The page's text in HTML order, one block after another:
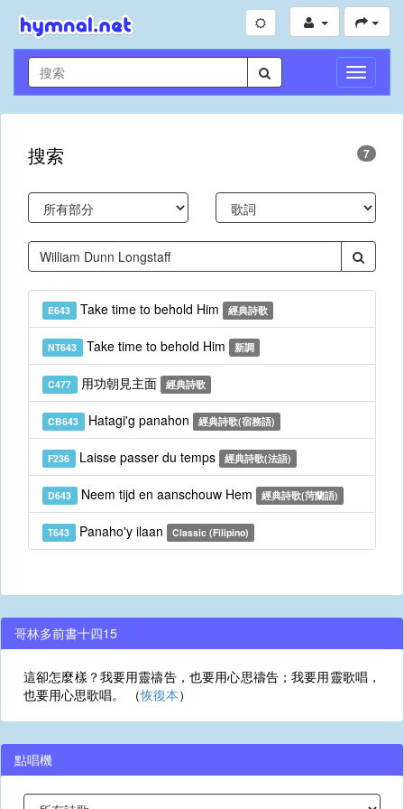
切
換
導
搜索 7
E643 Take time to behold Him 經典詩歌
NT643 Take time to behold Him 新調
C477 用功朝見主面 經典詩歌
CB643 Hatagi'g panahon 經典詩歌(宿務語)
F236 Laisse passer du temps 經典詩歌(法語)
D643 Neem tijd en aanschouw Hem 經典詩歌(菏蘭語)
T643 Panaho'y ilaan Classic (Filipino)
哥林多前書十四15
這卻怎麼樣？我要用靈禱告，也要用心思禱告；我要用靈歌唱，
也要用心思歌唱。 （恢復本）
點唱機